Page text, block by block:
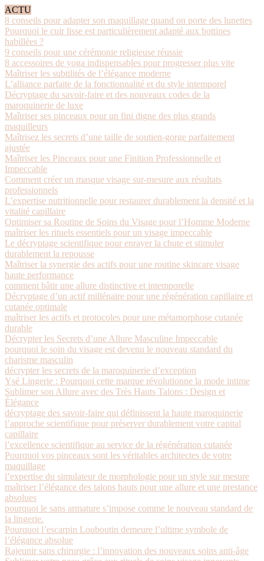
ACTU
8 conseils pour adapter son maquillage quand on porte des lunettes
Pourquoi le cuir lisse est particulièrement adapté aux bottines
habillées ?
9 conseils pour une cérémonie religieuse réussie
8 accessoires de yoga indispensables pour progresser plus vite
Maîtriser les subtilités de l’élégance moderne
L’alliance parfaite de la fonctionnalité et du style intemporel
Décryptage du savoir-faire et des nouveaux codes de la
maroquinerie de luxe
Maîtriser ses pinceaux pour un fini digne des plus grands
maquilleurs
Maîtrisez les secrets d’une taille de soutien-gorge parfaitement
ajustée
Maîtriser les Pinceaux pour une Finition Professionnelle et
Impeccable
Comment créer un masque visage sur-mesure aux résultats
professionnels
L’expertise nutritionnelle pour restaurer durablement la densité et la
vitalité capillaire
Optimiser sa Routine de Soins du Visage pour l’Homme Moderne
maîtriser les rituels essentiels pour un visage impeccable
Le décryptage scientifique pour enrayer la chute et stimuler
durablement la repousse
Maîtriser la synergie des actifs pour une routine skincare visage
haute performance
comment bâtir une allure distinctive et intemporelle
Décryptage d’un actif millénaire pour une régénération capillaire et
cutanée optimale
maîtriser les actifs et protocoles pour une métamorphose cutanée
durable
Décrypter les Secrets d’une Allure Masculine Impeccable
pourquoi le soin du visage est devenu le nouveau standard du
charisme masculin
décrypter les secrets de la maroquinerie d’exception
Ysé Lingerie : Pourquoi cette marque révolutionne la mode intime
Sublimer son Allure avec des Très Hauts Talons : Design et
Élégance
décryptage des savoir-faire qui définissent la haute maroquinerie
l’approche scientifique pour préserver durablement votre capital
capillaire
l’excellence scientifique au service de la régénération cutanée
Pourquoi vos pinceaux sont les véritables architectes de votre
maquillage
l’expertise du simulateur de morphologie pour un style sur mesure
maîtriser l’élégance des talons hauts pour une allure et une prestance
absolues
pourquoi le sans armature s’impose comme le nouveau standard de
la lingerie.
Pourquoi l’escarpin Louboutin demeure l’ultime symbole de
l’élégance absolue
Rajeunir sans chirurgie : l’innovation des nouveaux soins anti-âge